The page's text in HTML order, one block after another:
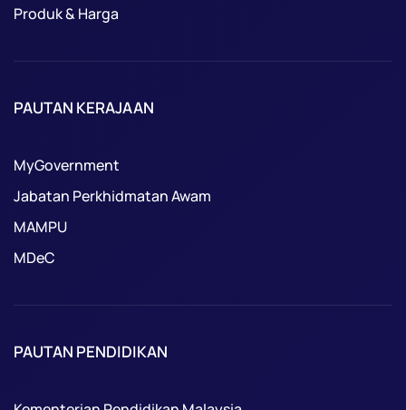
Produk & Harga
PAUTAN KERAJAAN
MyGovernment
Jabatan Perkhidmatan Awam
MAMPU
MDeC
PAUTAN PENDIDIKAN